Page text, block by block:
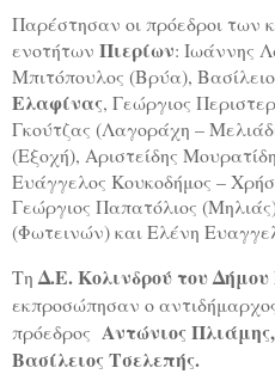
Παρέστησαν οι πρόεδροι των
ενοτήτων Πιερίων: Ιωάννης
Μπιτόπουλος (Βρύα),
Ελαφίνας, Γεώργιος
Γκούτζας (Λαγοράχη –
(Εξοχή), Αριστείδης
Ευάγγελος Κουκοδήμος –
Γεώργιος Παπατόλιος
(Φωτεινών) και Ελένη
Τη Δ.Ε. Κολινδρού του
εκπροσώπησαν ο
πρόεδρος Αντώνιος Πλιάμης,
Βασίλειος Τσελεπής.